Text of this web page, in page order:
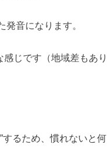
音になります。
じです（地域差もあり
るため、慣れないと何